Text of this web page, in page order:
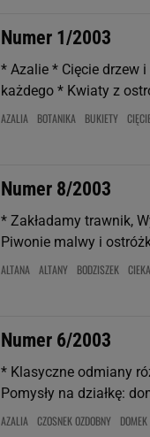
Numer 1/2003
* Azalie * Cięcie drzew
każdego * Kwiaty z
AZALIA BOTANIKA BUKIETY
Numer 8/2003
* Zakładamy trawnik,
Piwonie malwy i
ALTANA ALTANY BODZISZEK
Numer 6/2003
* Klasyczne odmiany
Pomysły na działkę:
AZALIA CZOSNEK OZDOBNY